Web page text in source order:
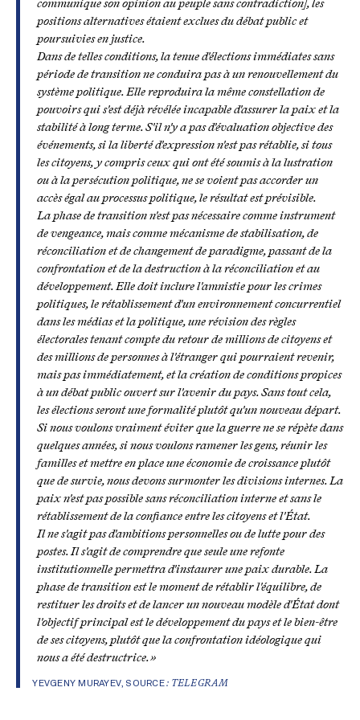
communique son opinion au peuple sans contradiction], les
positions alternatives étaient exclues du débat public et
poursuivies en justice.
Dans de telles conditions, la tenue d'élections immédiates sans
période de transition ne conduira pas à un renouvellement du
système politique. Elle reproduira la même constellation de
pouvoirs qui s'est déjà révélée incapable d'assurer la paix et la
stabilité à long terme. S'il n'y a pas d'évaluation objective des
événements, si la liberté d'expression n'est pas rétablie, si tous
les citoyens, y compris ceux qui ont été soumis à la lustration
ou à la persécution politique, ne se voient pas accorder un
accès égal au processus politique, le résultat est prévisible.
La phase de transition n'est pas nécessaire comme instrument
de vengeance, mais comme mécanisme de stabilisation, de
réconciliation et de changement de paradigme, passant de la
confrontation et de la destruction à la réconciliation et au
développement. Elle doit inclure l'amnistie pour les crimes
politiques, le rétablissement d'un environnement concurrentiel
dans les médias et la politique, une révision des règles
électorales tenant compte du retour de millions de citoyens et
des millions de personnes à l'étranger qui pourraient revenir,
mais pas immédiatement, et la création de conditions propices
à un débat public ouvert sur l'avenir du pays. Sans tout cela,
les élections seront une formalité plutôt qu'un nouveau départ.
Si nous voulons vraiment éviter que la guerre ne se répète dans
quelques années, si nous voulons ramener les gens, réunir les
familles et mettre en place une économie de croissance plutôt
que de survie, nous devons surmonter les divisions internes. La
paix n'est pas possible sans réconciliation interne et sans le
rétablissement de la confiance entre les citoyens et l'État.
Il ne s'agit pas d'ambitions personnelles ou de lutte pour des
postes. Il s'agit de comprendre que seule une refonte
institutionnelle permettra d'instaurer une paix durable. La
phase de transition est le moment de rétablir l'équilibre, de
restituer les droits et de lancer un nouveau modèle d'État dont
l'objectif principal est le développement du pays et le bien-être
de ses citoyens, plutôt que la confrontation idéologique qui
nous a été destructrice. »
YEVGENY MURAYEV, SOURCE: TELEGRAM